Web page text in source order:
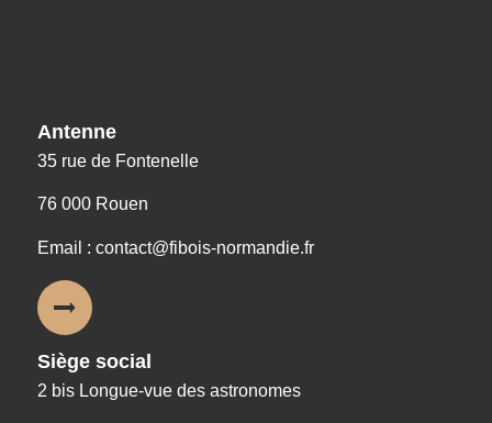
Antenne
35 rue de Fontenelle
76 000 Rouen
Email : contact@fibois-normandie.fr
Siège social
2 bis Longue-vue des astronomes